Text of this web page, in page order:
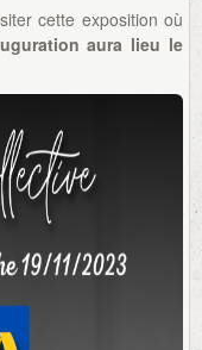
cette exposition où
aura lieu le